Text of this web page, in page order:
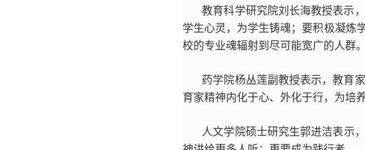
教育科学研究院刘长海教授表示
学生心灵，为学生铸魂；要积极凝炼
校的专业魂辐射到尽可能宽广的人群。
药学院杨丛莲副教授表示，教育
育家精神内化于心、外化于行，为培
人文学院硕士研究生郭进洁表示